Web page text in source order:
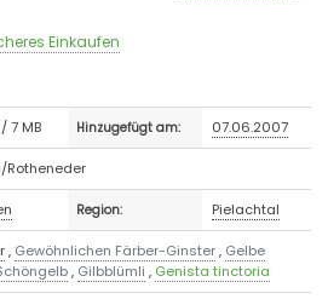
Einkaufen
7 MB Hinzugefügt am: 07.06.2007
Rotheneder
Region: Pielachtal
, Gewöhnlichen Färber-Ginster, Gelbe
, Gilbblümli , Genista tinctoria